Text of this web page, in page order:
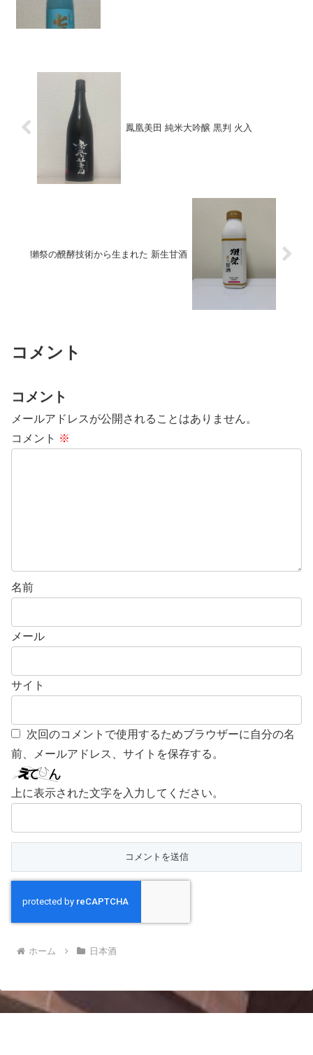
鳳凰美田 純米大吟醸 黒判 火入
獺祭の醗酵技術から生まれた 新生甘酒
コメント
コメント
メールアドレスが公開されることはありません。
コメント ※
名前
メール
サイト
次回のコメントで使用するためブラウザーに自分の名
前、メールアドレス、サイトを保存する。
上に表示された文字を入力してください。
ホーム 日本酒